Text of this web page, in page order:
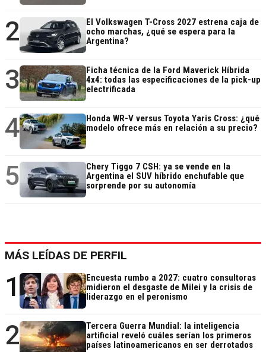
2
El Volkswagen T-Cross 2027 estrena caja de
ocho marchas, ¿qué se espera para la
Argentina?
3
Ficha técnica de la Ford Maverick Híbrida
4x4: todas las especificaciones de la pick-up
electrificada
4
Honda WR-V versus Toyota Yaris Cross: ¿qué
modelo ofrece más en relación a su precio?
5
Chery Tiggo 7 CSH: ya se vende en la
Argentina el SUV híbrido enchufable que
sorprende por su autonomía
MÁS LEÍDAS DE PERFIL
1
Encuesta rumbo a 2027: cuatro consultoras
midieron el desgaste de Milei y la crisis de
liderazgo en el peronismo
2
Tercera Guerra Mundial: la inteligencia
artificial reveló cuáles serían los primeros
países latinoamericanos en ser derrotados